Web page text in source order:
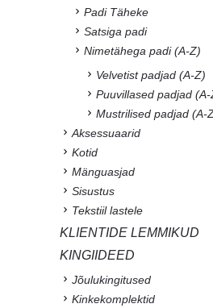
Padi Täheke
Satsiga padi
Nimetähega padi (A-Z)
Velvetist padjad (A-Z)
Puuvillased padjad (A-
Mustrilised padjad (A-
Aksessuaarid
Kotid
Mänguasjad
Sisustus
Tekstiil lastele
KLIENTIDE LEMMIKUD
KINGIIDEED
Jõulukingitused
Kinkekomplektid